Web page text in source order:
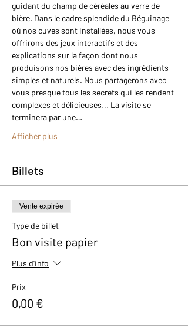
guidant du champ de céréales au verre de
bière. Dans le cadre splendide du Béguinage
où nos cuves sont installées, nous vous
offrirons des jeux interactifs et des
explications sur la façon dont nous
produisons nos bières avec des ingrédients
simples et naturels. Nous partagerons avec
vous presque tous les secrets qui les rendent
complexes et délicieuses... La visite se
terminera par une…
Afficher plus
Billets
Vente expirée
Type de billet
Bon visite papier
Plus d'info
Prix
0,00 €